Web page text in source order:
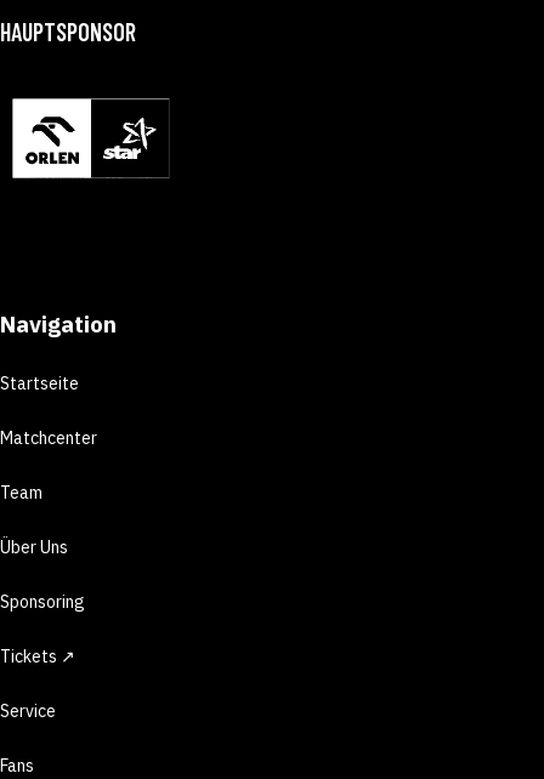
HAUPTSPONSOR
Navigation
Startseite
Matchcenter
Team
Über Uns
Sponsoring
Tickets ↗
Service
Fans